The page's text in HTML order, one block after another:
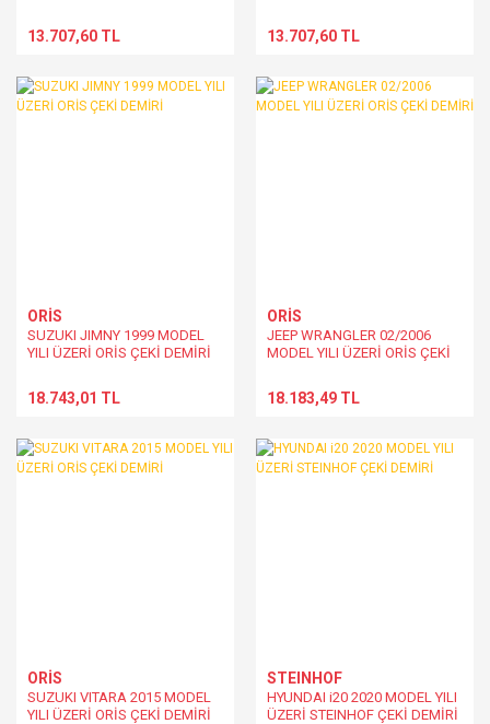
13.707,60 TL 13.707,60 TL
ORİS
SUZUKI JIMNY 1999 MODEL
YILI ÜZERİ ORİS ÇEKİ DEMİRİ
18.743,01 TL
ORİS
JEEP WRANGLER 02/2006
MODEL YILI ÜZERİ ORİS ÇEKİ
18.183,49 TL
ORİS
SUZUKI VITARA 2015 MODEL
YILI ÜZERİ ORİS ÇEKİ DEMİRİ
STEINHOF
HYUNDAI i20 2020 MODEL YILI
ÜZERİ STEINHOF ÇEKİ DEMİRİ